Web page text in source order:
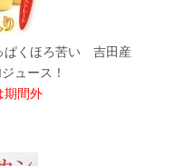
ぱくほろ苦い 吉田産
ュース！
期間外